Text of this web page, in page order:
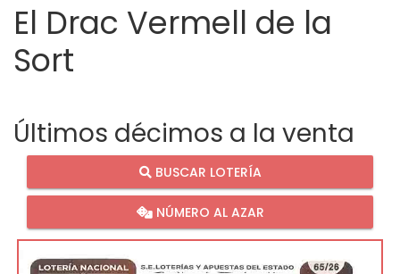
El Drac Vermell de la
Sort
Últimos décimos a la venta
BUSCAR LOTERÍA
NÚMERO AL AZAR